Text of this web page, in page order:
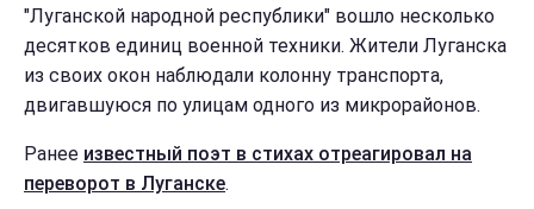
"Луганской народной республики" вошло несколько
десятков единиц военной техники. Жители Луганска
из своих окон наблюдали колонну транспорта,
двигавшуюся по улицам одного из микрорайонов.
Ранее известный поэт в стихах отреагировал на
переворот в Луганске.